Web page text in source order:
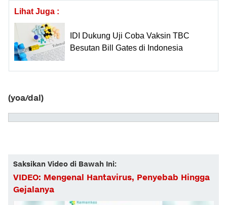
Lihat Juga :
IDI Dukung Uji Coba Vaksin TBC
Besutan Bill Gates di Indonesia
(yoa/dal)
Saksikan Video di Bawah Ini:
VIDEO: Mengenal Hantavirus, Penyebab Hingga
Gejalanya